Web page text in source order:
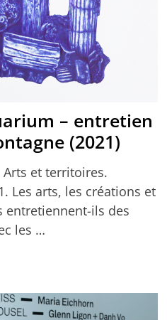
– entretien
(2021)
et territoires.
Les arts, les créations et
entretiennent-ils des
les …